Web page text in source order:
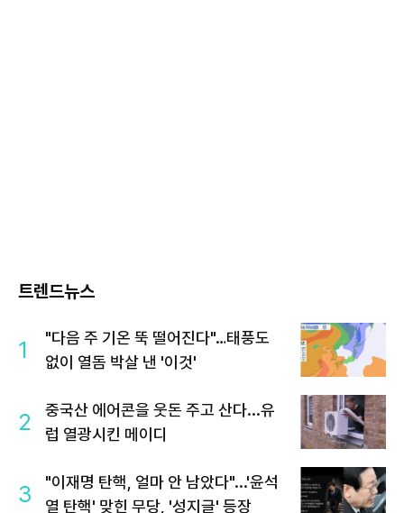
트렌드뉴스
1
"다음 주 기온 뚝 떨어진다"…태풍도
없이 열돔 박살 낸 '이것'
2
중국산 에어콘을 웃돈 주고 산다...유
럽 열광시킨 메이디
3
"이재명 탄핵, 얼마 안 남았다"...'윤석
열 탄핵' 맞힌 무당, '성지글' 등장